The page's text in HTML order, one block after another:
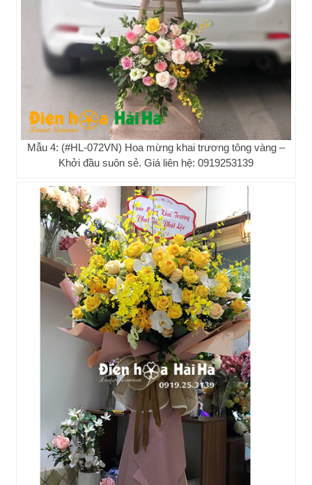
Mẫu 4: (#HL-072VN) Hoa mừng khai trương tông vàng –
Khởi đầu suôn sẻ. Giá liên hệ: 0919253139